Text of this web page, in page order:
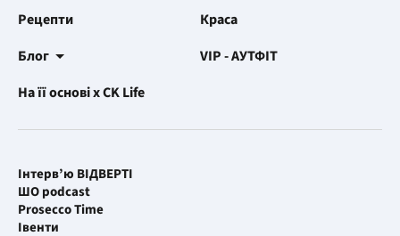
Рецепти
Краса
Блог
VIP - АУТФІТ
На її основі x CK Life
Інтерв’ю ВІДВЕРТІ
ШО podcast
Prosecco Time
Івенти